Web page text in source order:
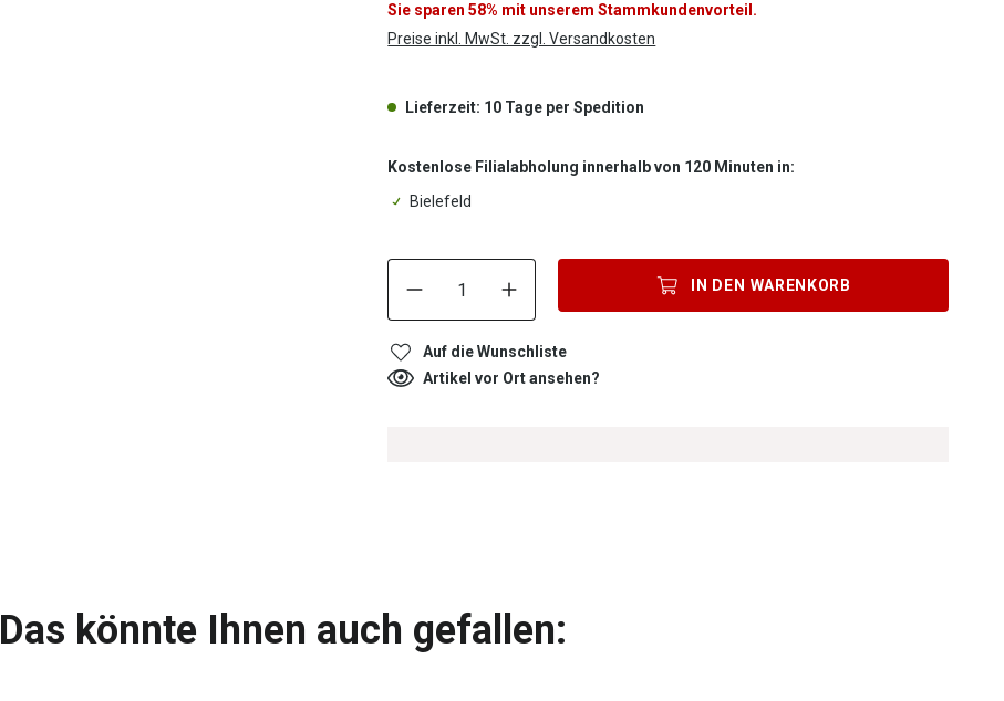
Sie sparen 58% mit unserem Stammkundenvorteil.
Preise inkl. MwSt. zzgl. Versandkosten
Lieferzeit: 10 Tage per Spedition
Kostenlose Filialabholung innerhalb von 120 Minuten in:
Bielefeld
Produkt Anzahl: Gib den gewünschten Wert ein oder benutze die
IN DEN WARENKORB
Auf die Wunschliste
Artikel vor Ort ansehen?
Das könnte Ihnen auch gefallen: